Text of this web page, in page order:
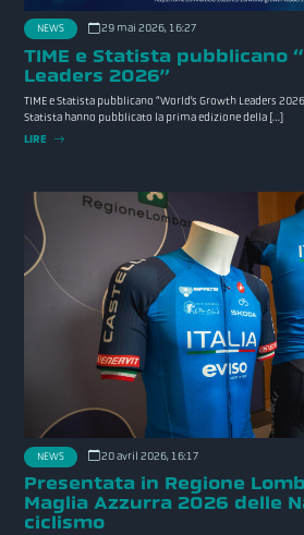
NEWS 29 mai 2026, 16:27
TIME e Statista pubblicano
Leaders 2026”
TIME e Statista pubblicano “World’s Growth Leaders
Statista hanno pubblicato la prima edizione della […]
LIRE
NEWS 20 avril 2026, 16:17
Presentata in Regione
Maglia Azzurra 2026 delle
ciclismo